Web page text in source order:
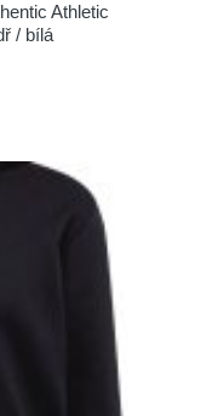
Athletic
/ bílá